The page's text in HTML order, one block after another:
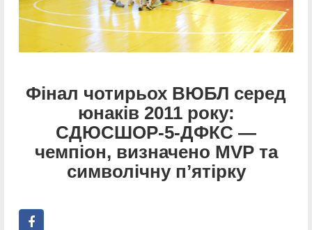
Фінал чотирьох ВЮБЛ серед
юнаків 2011 року:
СДЮСШОР-5-ДФКС —
чемпіон, визначено MVP та
символічну пʼятірку